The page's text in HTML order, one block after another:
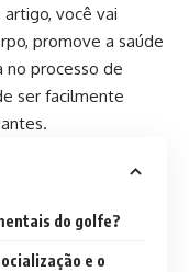
você vai
promove a saúde
no processo de
ser facilmente
do golfe?
e o